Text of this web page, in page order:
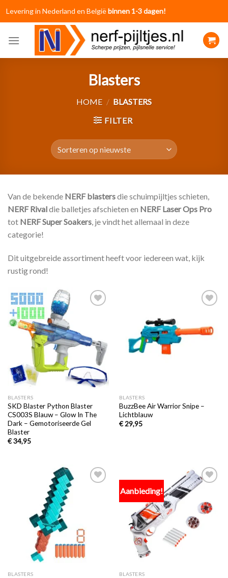
Levering in Nederland en Belgiëbinnen 1-3 dagen!
Blasters
HOME / BLASTERS
FILTER
Van de bekende NERF blastersdie schuimpijltjes schieten,
NERF Rivaldie balletjes afschieten en NERF Laser Ops Pro
tot NERF Super Soakers, je vindt het allemaal in deze
categorie!
Dit uitgebreide assortiment heeft voor iedereen wat, kijk
rustig rond!
BLASTERS
SKD Blaster Python Blaster
CS003S Blauw – Glow In The
Dark – Gemotoriseerde Gel
Blaster
€34,95
verlanglijst
BLASTERS
BuzzBee Air Warrior Snipe –
Lichtblauw
€29,95
BLASTERS
Aanbieding!
Toevoegen
verlanglijst
BLASTERS